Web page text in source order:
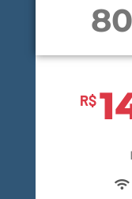
R$